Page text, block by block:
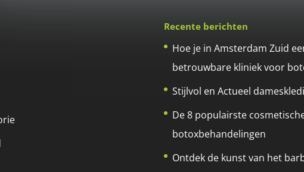
Recente berichten
Hoe je in Amsterdam Zuid
betrouwbare kliniek voor
Stijlvol en Actueel
De 8 populairste
botoxbehandelingen
Ontdek de kunst van het